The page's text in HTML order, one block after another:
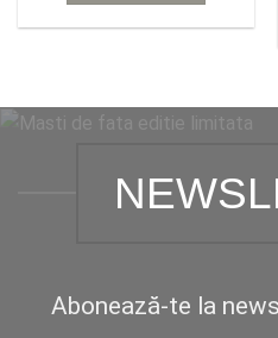
Abonează-te la